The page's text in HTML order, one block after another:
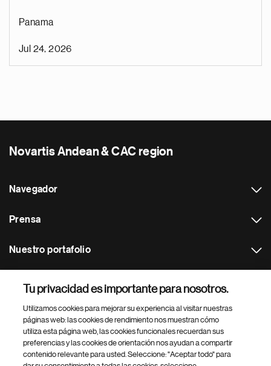
Panama
Jul 24, 2026
Novartis Andean & CAC region
Navegador
Prensa
Nuestro portafolio
Footer Site Search
Tu privacidad es importante para nosotros.
Utilizamos cookies para mejorar su experiencia al visitar nuestras
páginas web: las cookies de rendimiento nos muestran cómo
utiliza esta página web, las cookies funcionales recuerdan sus
preferencias y las cookies de orientación nos ayudan a compartir
contenido relevante para usted. Seleccione: "Aceptar todo" para